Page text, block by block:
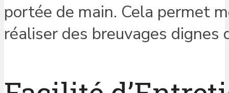
portée de main. Cela permet
réaliser des breuvages dignes